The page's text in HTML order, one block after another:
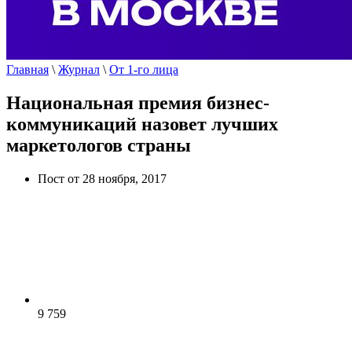
Главная \ Журнал \ От 1-го лица
Национальная премия бизнес-
коммуникаций назовет лучших
маркетологов страны
Пост от 28 ноября, 2017
9 759